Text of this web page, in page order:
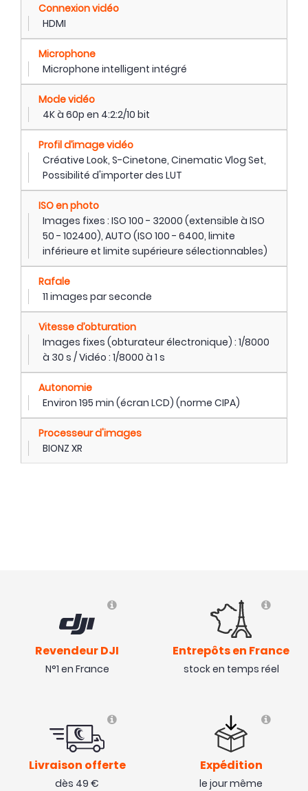
Connexion vidéo
HDMI
Microphone
Microphone intelligent intégré
Mode vidéo
4K à 60p en 4:2:2/10 bit
Profil d’image vidéo
Créative Look, S-Cinetone, Cinematic Vlog Set,
Possibilité d'importer des LUT
ISO en photo
Images fixes : ISO 100 - 32000 (extensible à ISO
50 - 102400), AUTO (ISO 100 - 6400, limite
inférieure et limite supérieure sélectionnables)
Rafale
11 images par seconde
Vitesse d’obturation
Images fixes (obturateur électronique) : 1/8000
à 30 s / Vidéo : 1/8000 à 1 s
Autonomie
Environ 195 min (écran LCD) (norme CIPA)
Processeur d'images
BIONZ XR
Revendeur DJI
N°1 en France
Entrepôts en France
stock en temps réel
Livraison offerte
dès 49 €
Expédition
le jour même